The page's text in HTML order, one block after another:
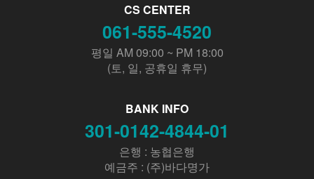
CS CENTER
061-555-4520
평일 AM 09:00 ~ PM 18:00
(토, 일, 공휴일 휴무)
BANK INFO
301-0142-4844-01
은행 : 농협은행
예금주 : (주)바다명가